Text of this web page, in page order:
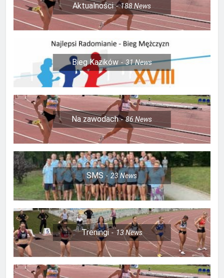
Aktualności 188News
Bieg Kazików 31News
Na zawodach 86News
SMS 23News
Treningi 13News